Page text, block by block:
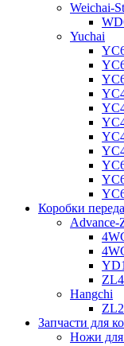
Weichai-
Yuchai
Коробки
Advance-
Hangchi
Запчасти для
Ножи для